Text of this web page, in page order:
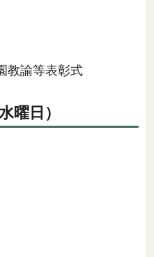
教諭等表彰式
曜日）